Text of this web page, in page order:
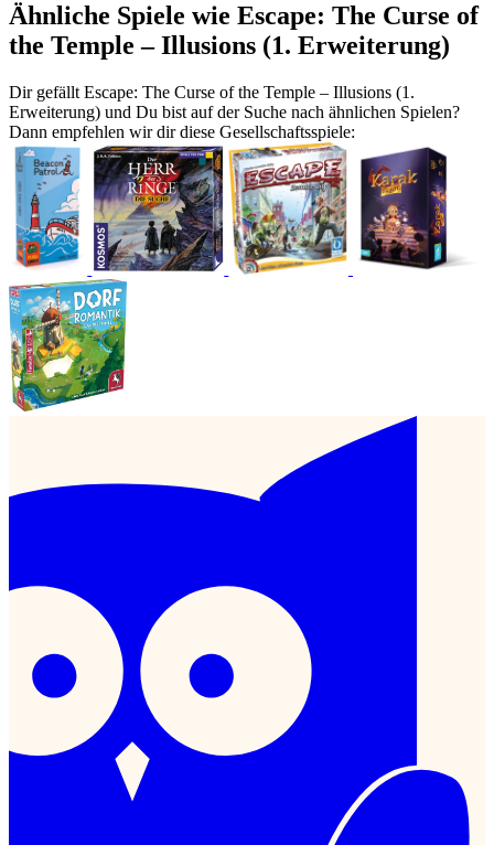
Ähnliche Spiele wie Escape: The Curse of
the Temple – Illusions (1. Erweiterung)
Dir gefällt Escape: The Curse of the Temple – Illusions (1.
Erweiterung) und Du bist auf der Suche nach ähnlichen Spielen?
Dann empfehlen wir dir diese Gesellschaftsspiele: